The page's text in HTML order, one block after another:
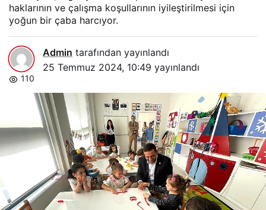
haklarının ve çalışma koşullarının iyileştirilmesi için
yoğun bir çaba harcıyor.
Admin tarafından yayınlandı
25 Temmuz 2024, 10:49 yayınlandı
110